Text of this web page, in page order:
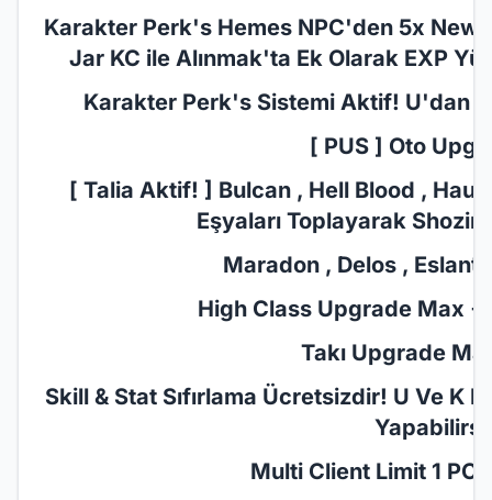
Karakter Perk's Hemes NPC'den 5x New
Jar KC ile Alınmak'ta Ek Olarak EXP
Karakter Perk's Sistemi​ Aktif! U'dan
[ PUS ] Oto
[ Talia Aktif! ] Bulcan , Hell Blood ,
Eşyaları Toplayarak
Maradon , Delos , Eslant
High Class Upgrade Max
Takı Upgrade
Skill & Stat Sıfırlama Ücretsizdir! U Ve K
Multi Client Limit 1 PC